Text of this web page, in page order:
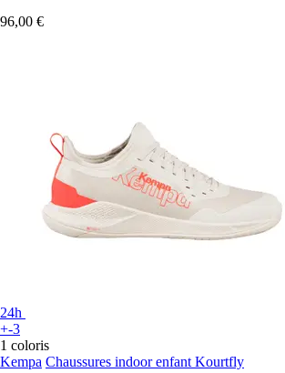
96,00 €
24h
+-3
1 coloris
Kempa Chaussures indoor enfant Kourtfly